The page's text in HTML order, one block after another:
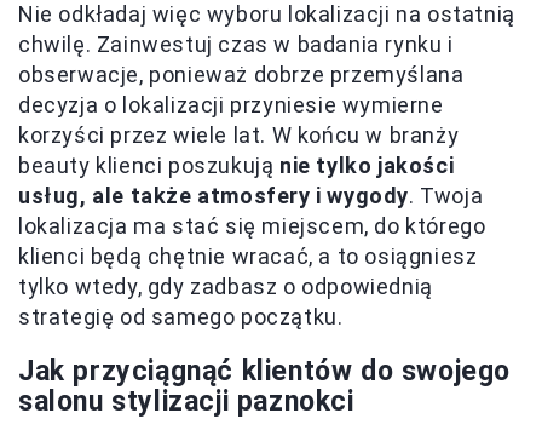
Nie odkładaj więc wyboru lokalizacji na ostatnią
chwilę. Zainwestuj czas w badania rynku i
obserwacje, ponieważ dobrze przemyślana
decyzja o lokalizacji przyniesie wymierne
korzyści przez wiele lat. W końcu w branży
beauty klienci poszukują nie tylko jakości
usług, ale także atmosfery i wygody. Twoja
lokalizacja ma stać się miejscem, do którego
klienci będą chętnie wracać, a to osiągniesz
tylko wtedy, gdy zadbasz o odpowiednią
strategię od samego początku.
Jak przyciągnąć klientów do swojego
salonu stylizacji paznokci